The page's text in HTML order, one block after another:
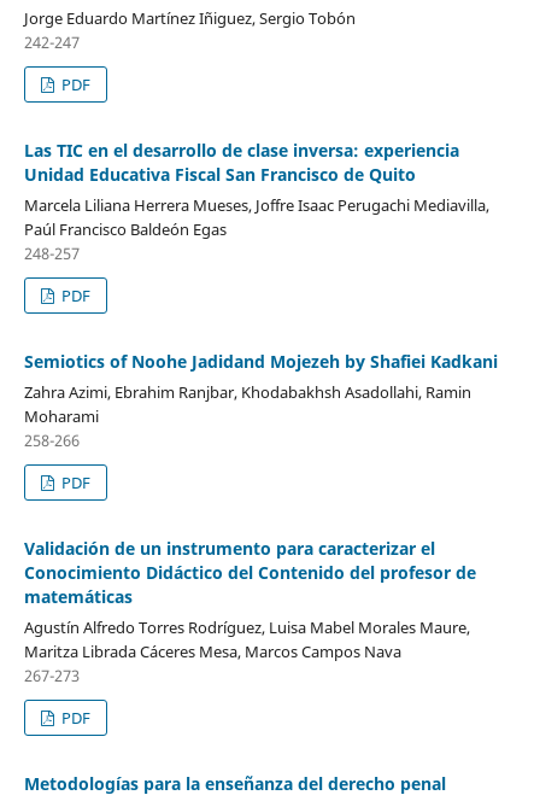
Jorge Eduardo Martínez Iñiguez, Sergio Tobón
242-247
PDF
Las TIC en el desarrollo de clase inversa: experiencia
Unidad Educativa Fiscal San Francisco de Quito
Marcela Liliana Herrera Mueses, Joffre Isaac Perugachi Mediavilla,
Paúl Francisco Baldeón Egas
248-257
PDF
Semiotics of Noohe Jadidand Mojezeh by Shafiei Kadkani
Zahra Azimi, Ebrahim Ranjbar, Khodabakhsh Asadollahi, Ramin
Moharami
258-266
PDF
Validación de un instrumento para caracterizar el
Conocimiento Didáctico del Contenido del profesor de
matemáticas
Agustín Alfredo Torres Rodríguez, Luisa Mabel Morales Maure,
Maritza Librada Cáceres Mesa, Marcos Campos Nava
267-273
PDF
Metodologías para la enseñanza del derecho penal